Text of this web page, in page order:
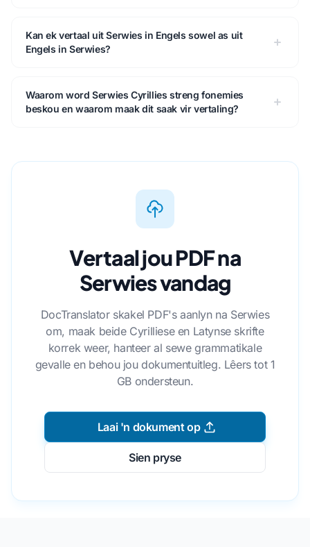
Kan ek vertaal uit Serwies in Engels sowel as uit
Engels in Serwies?
Waarom word Serwies Cyrillies streng fonemies
beskou en waarom maak dit saak vir vertaling?
Vertaal jou PDF na
Serwies vandag
DocTranslator skakel PDF's aanlyn na Serwies
om, maak beide Cyrilliese en Latynse skrifte
korrek weer, hanteer al sewe grammatikale
gevalle en behou jou dokumentuitleg. Lêers tot 1
GB ondersteun.
Laai 'n dokument op
Sien pryse